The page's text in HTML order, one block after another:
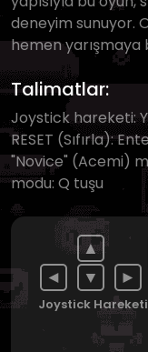
deneyim sunuyor.
hemen yarışmaya
Talimatlar:
Joystick hareketi:
RESET (Sıfırla):
"Novice" (Acemi)
modu: Q tuşu
▲
◄
▼ ►
Joystick Hareketi